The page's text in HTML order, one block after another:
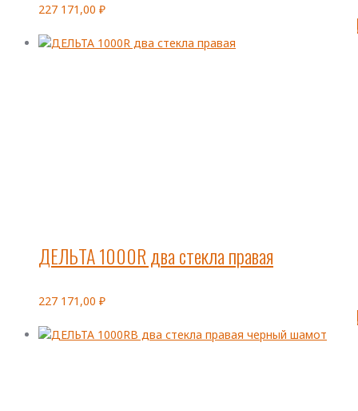
227 171,00 ₽
ДЕЛЬТА 1000R два стекла правая
227 171,00 ₽